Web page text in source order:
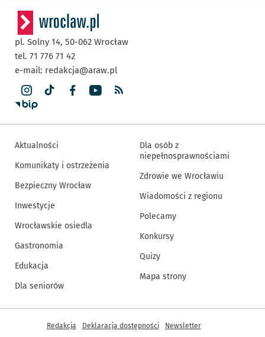
pl. Solny 14, 50-062 Wrocław
tel. 71 776 71 42
e-mail: redakcja@araw.pl
Aktualności
Komunikaty i ostrzeżenia
Bezpieczny Wrocław
Inwestycje
Wrocławskie osiedla
Gastronomia
Edukacja
Dla seniorów
Dla osób z
niepełnosprawnościami
Zdrowie we Wrocławiu
Wiadomości z regionu
Polecamy
Konkursy
Quizy
Mapa strony
Inne informacje
Redakcja Deklaracja dostępności Newsletter